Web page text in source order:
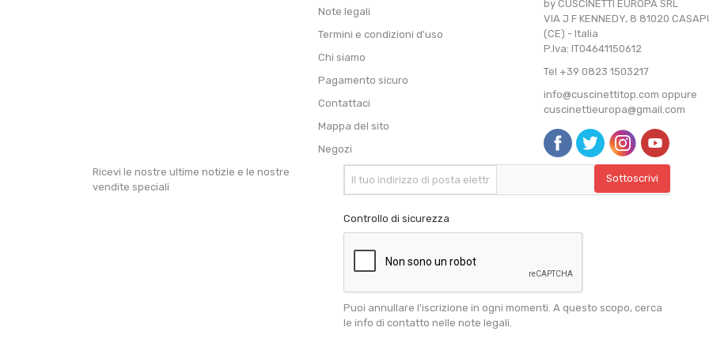
Note legali
Termini e condizioni d'uso
Chi siamo
Pagamento sicuro
Contattaci
Mappa del sito
Negozi
by CUSCINETTI EUROPA SRL
VIA J F KENNEDY, 8 81020
(CE) - Italia
P.Iva: IT04641150612
Tel +39 0823 1503217
info@cuscinettitop.com oppure
cuscinettieuropa@gmail.com
Ricevi le nostre ultime notizie e le nostre
vendite speciali
Controllo di sicurezza
Puoi annullare l'iscrizione in ogni momenti. A questo scopo, cerca
le info di contatto nelle note legali.